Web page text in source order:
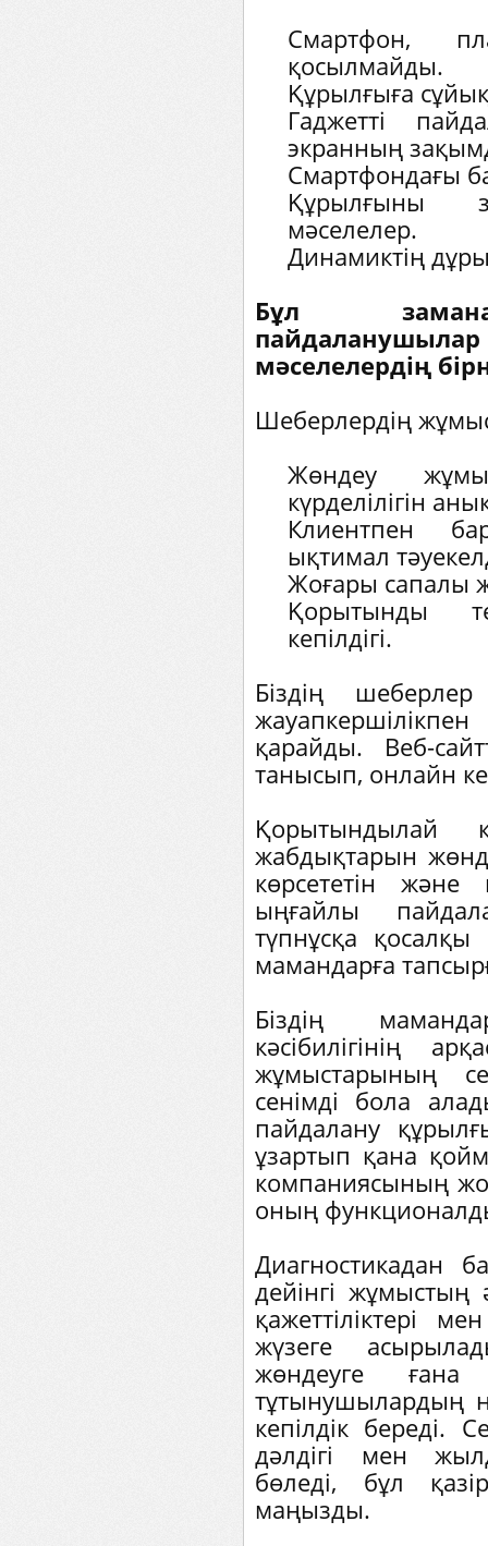
Смартфон,
қосылмайды.
Құрылғыға
Гаджетті
экранның
Смартфондағы
Құрылғыны
мәселелер.
Динамиктің
Бұл
мәселелердің
Шеберлердің жұмыс
Жөндеу
күрделілігін
Клиентпен
ықтимал
Жоғары сапалы
Қорытынды
кепілдігі.
Біздің
қарайды. Веб-
танысып, онлайн
Қорытындылай
жабдықтарын
көрсететін және
ыңғайлы
түпнұсқа
мамандарға
Біздің
кәсібилігінің
жұмыстарының
сенімді бола
пайдалану
ұзартып қана
компаниясының
оның
Диагностикадан
дейінгі жұмыстың
қажеттіліктері
жүзеге
жөндеуге
тұтынушылардың
кепілдік береді.
дәлдігі мен
бөледі, бұл
маңызды.